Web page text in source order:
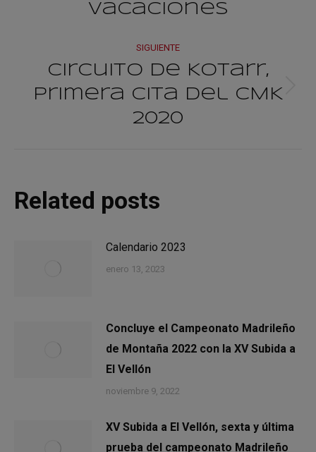
anterior:
Vacaciones
SIGUIENTE
Publicación
siguiente:
Circuito de Kotarr,
primera cita del CMK
2020
Related posts
Calendario 2023
enero 13, 2023
Concluye el Campeonato Madrileño
de Montaña 2022 con la XV Subida a
El Vellón
noviembre 9, 2022
XV Subida a El Vellón, sexta y última
prueba del campeonato Madrileño